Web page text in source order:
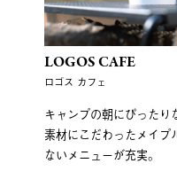
LOGOS CAFE
ロゴス カフェ
キャンプの朝にぴったり
素材にこだわったメイプ
ないメニューが充実。